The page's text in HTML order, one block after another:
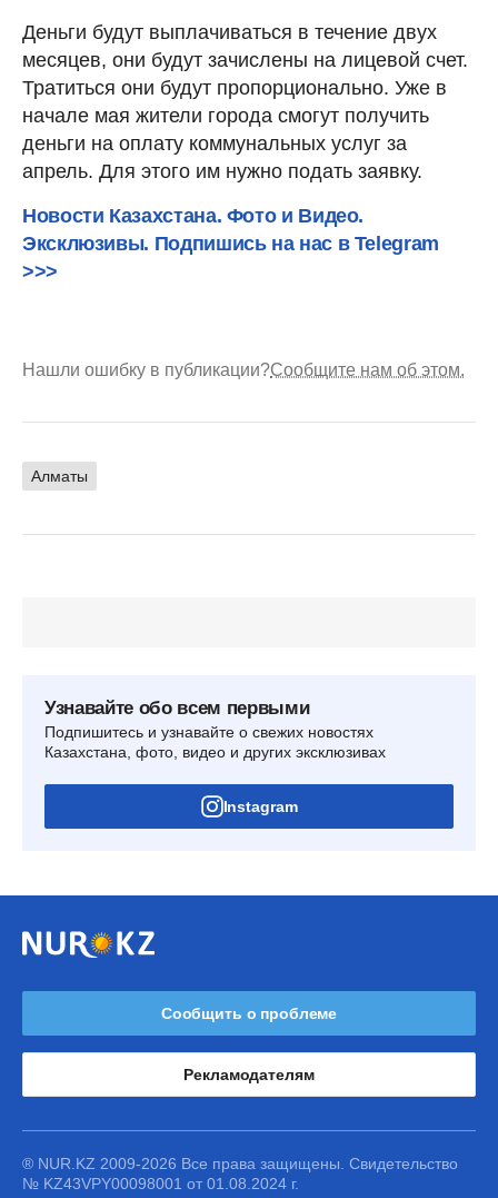
Деньги будут выплачиваться в течение двух
месяцев, они будут зачислены на лицевой счет.
Тратиться они будут пропорционально. Уже в
начале мая жители города смогут получить
деньги на оплату коммунальных услуг за
апрель. Для этого им нужно подать заявку.
Новости Казахстана. Фото и Видео.
Эксклюзивы. Подпишись на нас в Telegram
>>>
Нашли ошибку в публикации?Сообщите нам об этом.
Алматы
Узнавайте обо всем первыми
Подпишитесь и узнавайте о свежих новостях
Казахстана, фото, видео и других эксклюзивах
Instagram
Сообщить о проблеме
Рекламодателям
® NUR.KZ 2009-2026 Все права защищены. Свидетельство
№ KZ43VPY00098001 от 01.08.2024 г.